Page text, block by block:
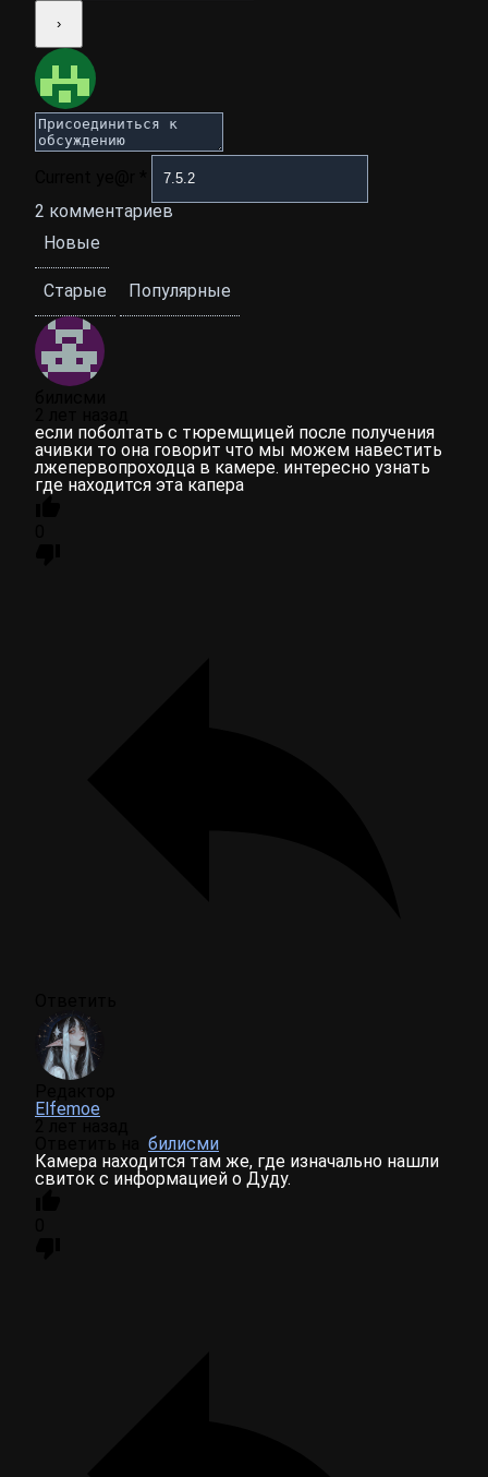
2 комментариев
Новые
Старые Популярные
если поболтать с тюремщицей после получения
ачивки то она говорит что мы можем навестить
лжепервопроходца в камере. интересно узнать
где находится эта капера
Elfemoe
билисми
Камера находится там же, где изначально нашли
свиток с информацией о Дуду.